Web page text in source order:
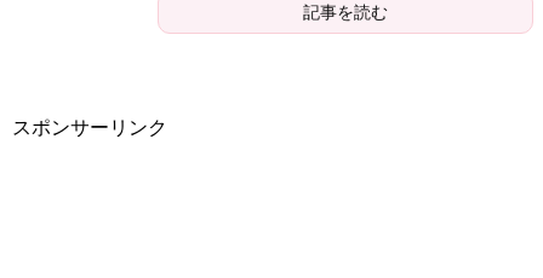
記事を読む
スポンサーリンク